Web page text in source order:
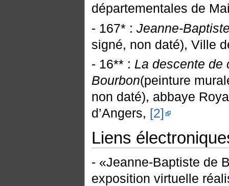
départementales de
- 167* : Jeanne-
signé, non daté), Ville
- 16** : La descente de
Bourbon(peinture
non daté), abbaye
d’Angers, [2]
Liens
- «Jeanne-Baptiste de
exposition virtuelle